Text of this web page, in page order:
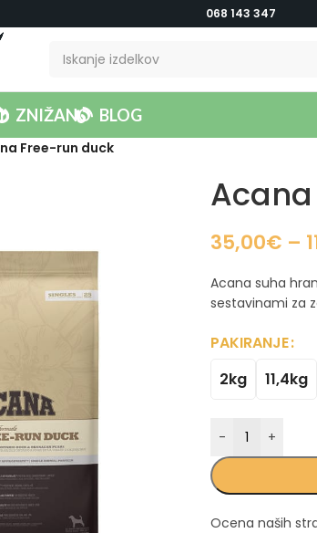
068 143 347
ZNIŽANO BLOG
Free-run duck
35,00€ –
Acana suha
sestavinami za
PAKIRANJE
2kg
11,4kg
- +
Ocena naših